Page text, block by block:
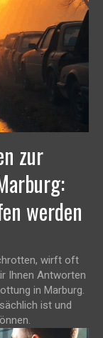
zur
werden
wirft oft
Ihnen Antworten
in Marburg.
ist und